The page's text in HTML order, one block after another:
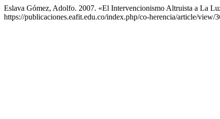
Eslava Gómez, Adolfo. 2007. «El Intervencionismo Altruista a La
https://publicaciones.eafit.edu.co/index.php/co-herencia/article/view/